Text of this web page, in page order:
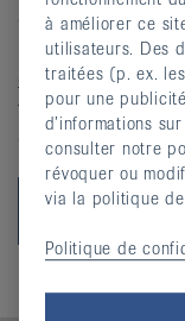
enregistrer,
personnelles
confidentialité.
tout moment
données et leur
à améliorer ce
utilisateurs. Des
traitées (p. ex.
pour une
d’informations
consulter notre
révoquer ou
via la politique
Politique de